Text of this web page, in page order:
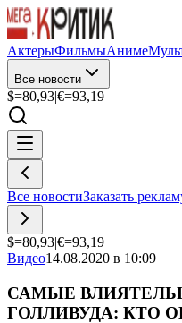
АктерыФильмыАниме
Все новости
$=80,93|€=93,19
Все новостиЗаказать
$=80,93|€=93,19
Видео14.08.2020 в 10:09
САМЫЕ
ГОЛЛИВУДА: КТО